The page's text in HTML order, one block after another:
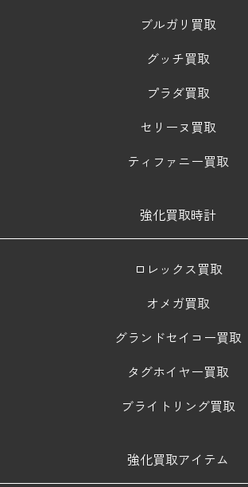
ブルガリ買取
グッチ買取
プラダ買取
セリーヌ買取
ティファニー買取
強化買取時計
ロレックス買取
オメガ買取
グランドセイコー買取
タグホイヤー買取
ブライトリング買取
強化買取アイテム